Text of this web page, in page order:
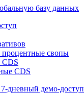
базу данных
свопы
CDS
7-дневный демо-доступ